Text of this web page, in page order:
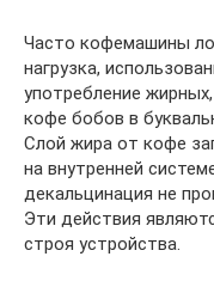
Часто кофемашины
нагрузка,
употребление
кофе бобов в
Слой жира от кофе
на внутренней
декальцинация не
Эти действия
строя устройства.